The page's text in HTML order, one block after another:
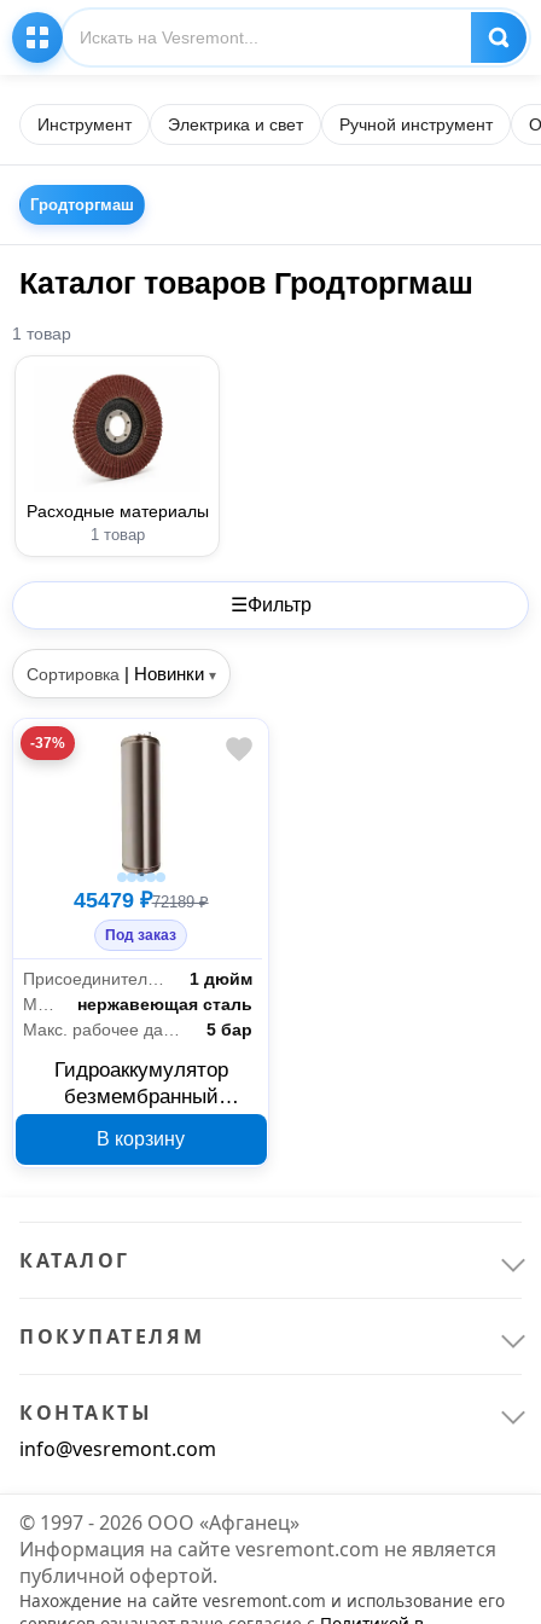
Инструмент Электрика и свет Ручной инструмент
Гродторгмаш
Каталог товаров Гродторгмаш
1 товар
Расходные материалы
1 товар
☰Фильтр
Сортировка | Новинки ▾
-37%
45479 ₽72189 ₽
Под заказ
1 дюйм
нержавеющая сталь
5 бар
Гидроаккумулятор
безмембранный
400219
В корзину
КАТАЛОГ
ПОКУПАТЕЛЯМ
КОНТАКТЫ
info@vesremont.com
© 1997 - 2026 ООО «Афганец»
Информация на сайте vesremont.com не является
публичной офертой.
Нахождение на сайте vesremont.com и использование его